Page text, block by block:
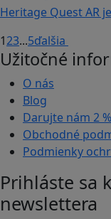
Heritage Quest AR
123...5ďalšia
Užitočné
O nás
Blog
Darujte nám 2 %
Obchodné
Podmienky
Prihláste sa
newslettera